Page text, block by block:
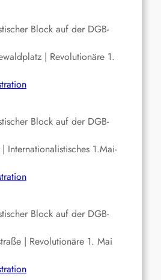
Block auf der DGB-
| Revolutionäre 1.
Block auf der DGB-
Internationalistisches 1.Mai-
Block auf der DGB-
| Revolutionäre 1. Mai